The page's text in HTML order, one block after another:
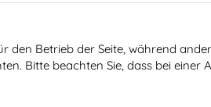
den Betrieb der Seite, während
Bitte beachten Sie, dass bei